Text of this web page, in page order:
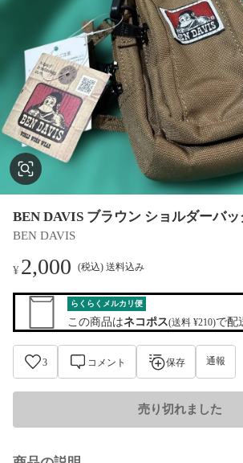
BEN DAVIS ブラウン ショルダーバッ
BEN DAVIS
¥2,000 (税込) 送料込み
らくらくメルカリ便
この商品はネコポス(送料 ¥210)で配
3 コメント 保存 通報
売り切れました